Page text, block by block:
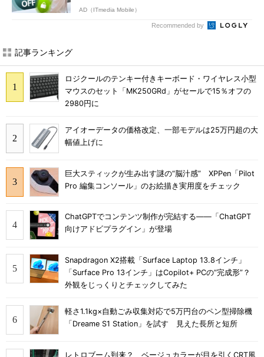
AD（ITmedia Mobile）
Recommended by
記事ランキング
ロジクールのテンキー付きキーボード・ワイヤレス小型
マウスのセット「MK250GRd」がセールで15％オフの
2980円に
アイオーデータの価格改定、一部モデルは25万円超の大
幅値上げに
巨大スティックが生み出す謎の“脳汁感” XPPen「Pilot
Pro 編集コンソール」のお絵描き実用度をチェック
ChatGPTでコンテンツ制作が完結する――「ChatGPT
向けアドビプラグイン」が登場
Snapdragon X2搭載「Surface Laptop 13.8インチ」
「Surface Pro 13インチ」はCopilot+ PCの“完成形”？
外観をじっくりとチェックしてみた
軽さ1.1kg×自動ごみ収集対応で5万円台のペン型掃除機
「Dreame S1 Station」を試す 見えた長所と短所
レトロブーム到来？ ベージュカラーが目を引くCRT風